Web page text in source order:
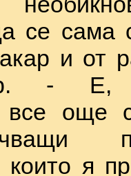
се сама
и от
- Е,
все още
я